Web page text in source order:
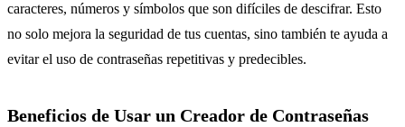
caracteres, números y símbolos que son difíciles de descifrar. Esto
no solo mejora la seguridad de tus cuentas, sino también te ayuda a
evitar el uso de contraseñas repetitivas y predecibles.
Beneficios de Usar un Creador de Contraseñas